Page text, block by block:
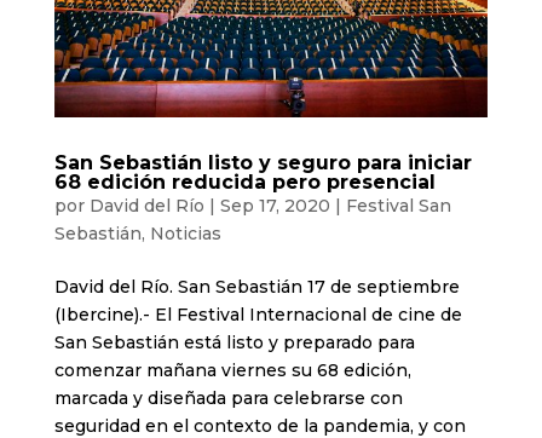
San Sebastián listo y seguro para iniciar
68 edición reducida pero presencial
por David del Río | Sep 17, 2020 | Festival San
Sebastián, Noticias
David del Río. San Sebastián 17 de septiembre
(Ibercine).- El Festival Internacional de cine de
San Sebastián está listo y preparado para
comenzar mañana viernes su 68 edición,
marcada y diseñada para celebrarse con
seguridad en el contexto de la pandemia, y con